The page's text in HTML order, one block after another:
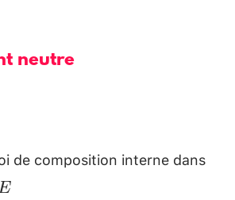
neutre
de composition interne dans
E \\